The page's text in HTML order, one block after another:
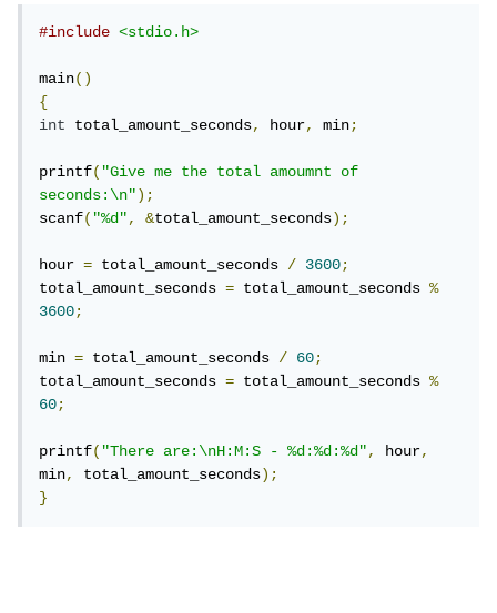
#include <stdio.h>
main()
{
int
total_amount_seconds, hour, min;
printf("Give me the total amoumnt of
seconds:\n");
scanf("%d", &total_amount_seconds);
hour = total_amount_seconds / 3600;
total_amount_seconds = total_amount_seconds %
3600;
min = total_amount_seconds / 60;
total_amount_seconds = total_amount_seconds %
60;
printf("There are:\nH:M:S - %d:%d:%d", hour,
min, total_amount_seconds);
}